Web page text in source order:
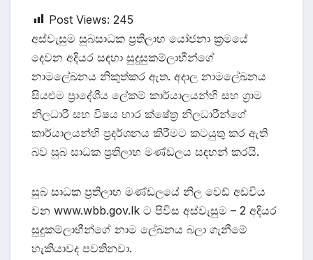
Post Views: 245
අස්වැසුම සුබසාධක ප්‍රතිලාභ යෝජනා ක්‍රමයේ
දෙවන අදියර සඳහා සුදුසුකම්ලාභීන්ගේ
නාමලේඛනය නිකුත්කර ඇත. අදාල නාමලේඛනය
සියළුම ප්‍රාදේශීය ලේකම් කාර්යාලයන්හි සහ ග්‍රාම
නිලධාරී සහ විෂය භාර ක්ෂේත්‍ර නිලධාරීන්ගේ
කාර්යාලයන්හි ප්‍රදර්ශනය කිරීමට කටයුතු කර ඇති
බව සුබ සාධක ප්‍රතිලාභ මණ්ඩලය සඳහන් කරයි.
සුබ සාධක ප්‍රතිලාභ මණ්ඩලයේ නිල වෙඩ් අඩවිය
වන www.wbb.gov.lk ට පිවිස අස්වැසුම – 2 අදියර
සුදුකම්ලාභීන්ගේ නාම ලේඛනය බලා ගැනීමේ
හැකියාවද පවතිනවා.